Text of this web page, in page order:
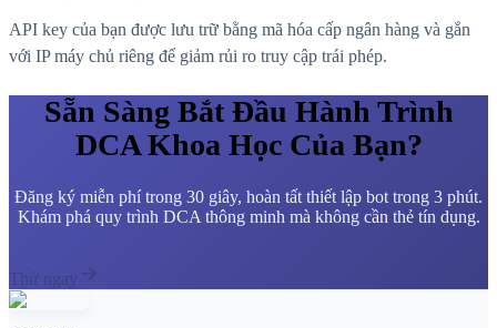
API key của bạn được lưu trữ bằng mã hóa cấp ngân hàng và gắn
với IP máy chủ riêng để giảm rủi ro truy cập trái phép.
Sẵn Sàng Bắt Đầu Hành Trình
DCA Khoa Học Của Bạn?
Đăng ký miễn phí trong 30 giây, hoàn tất thiết lập bot trong 3 phút.
Khám phá quy trình DCA thông minh mà không cần thẻ tín dụng.
Thử ngay